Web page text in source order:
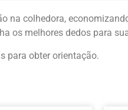
na colhedora,
os melhores dedos para
para obter orientação.